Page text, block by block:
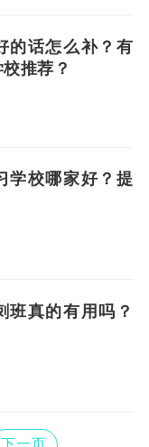
的话怎么补？有
推荐？
学校哪家好？提
班真的有用吗？